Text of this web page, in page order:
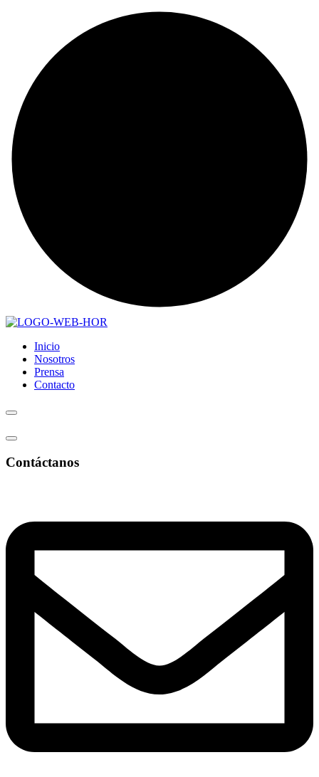
Inicio
Nosotros
Prensa
Contacto
Contáctanos